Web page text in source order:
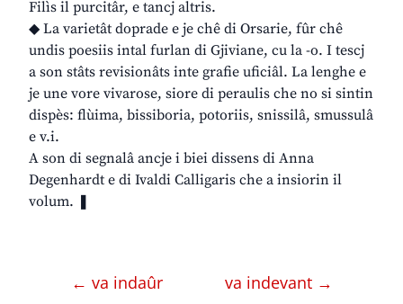
Filìs il purcitâr, e tancj altris.
◆ La varietât doprade e je chê di Orsarie, fûr chê
undis poesiis intal furlan di Gjiviane, cu la -o. I tescj
a son stâts revisionâts inte grafie uficiâl. La lenghe e
je une vore vivarose, siore di peraulis che no si sintin
dispès: flùima, bissiboria, potoriis, snissilâ, smussulâ
e v.i.
A son di segnalâ ancje i biei dissens di Anna
Degenhardt e di Ivaldi Calligaris che a insiorin il
volum. ❚
← va indaûr va indevant →